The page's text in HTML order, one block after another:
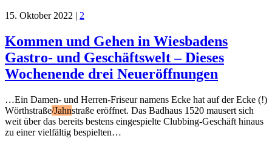
15. Oktober 2022 | 2
Kommen und Gehen in Wiesbadens
Gastro- und Geschäftswelt – Dieses
Wochenende drei Neueröffnungen
…Ein Damen- und Herren-Friseur namens Ecke hat auf der Ecke (!)
Wörthstraße/Jahnstraße eröffnet. Das Badhaus 1520 mausert sich
weit über das bereits bestens eingespielte Clubbing-Geschäft hinaus
zu einer vielfältig bespielten…